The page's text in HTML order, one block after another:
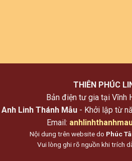
THIÊN PHÚC
Bản điện tư gia tại Vĩnh
Anh Linh Thánh Mẫu - Khởi lập từ
Email:
Nội dung trên website do Phúc
Vui lòng ghi rõ nguồn khi trích